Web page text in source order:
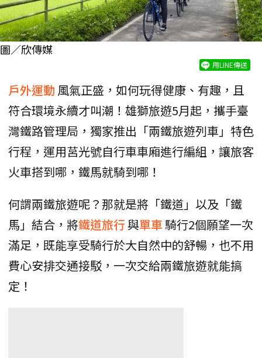
圖／欣傳媒
用LINE傳送
戶外運動 風氣正盛，如何玩得健康、有趣，且
符合環境永續才叫潮！雄獅旅遊5月起，攜手臺
灣鐵路管理局，獨家推出「兩鐵旅遊列車」特色
行程，運用莒光號自行車車廂進行編組，讓旅客
火車搭到哪，鐵馬就騎到哪！
何謂兩鐵旅遊呢？那就是將「鐵道」以及「鐵
馬」結合，將鐵道旅行與單車騎行2個願望一次
滿足，既能享受騎行於大自然中的舒暢，也不用
費心安排交通接駁，一次交給兩鐵旅遊就能搞
定！